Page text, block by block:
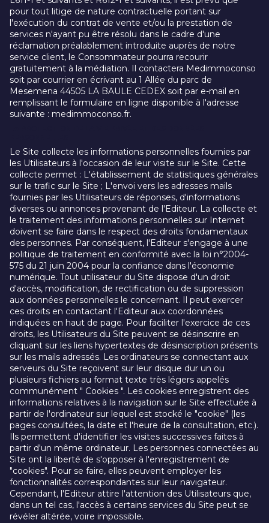
pour tout litige de nature contractuelle portant sur
l'exécution du contrat de vente et/ou la prestation de
services n'ayant pu être résolu dans le cadre d'une
réclamation préalablement introduite auprès de notre
service client, le Consommateur pourra recourir
gratuitement à la médiation. Il contactera Medimmoconso
soit par courrier en écrivant au 1 Allée du parc de
Mesemena 44505 LA BAULE CEDEX soit par e-mail en
remplissant le formulaire en ligne disponible à l'adresse
suivante : medimmoconso.fr.
Le Site collecte les informations personnelles fournies par
les Utilisateurs à l'occasion de leur visite sur le Site. Cette
collecte permet : L'établissement de statistiques générales
sur le trafic sur le Site ; L'envoi vers les adresses mails
fournies par les Utilisateurs de réponses, d'informations
diverses ou annonces provenant de l'Editeur. La collecte et
le traitement des informations personnelles sur Internet
doivent se faire dans le respect des droits fondamentaux
des personnes. Par conséquent, l'Editeur s'engage à une
politique de traitement en conformité avec la loi n°2004-
575 du 21 juin 2004 pour la confiance dans l'économie
numérique. Tout utilisateur du Site dispose d'un droit
d'accès, modification, de rectification ou de suppression
aux données personnelles le concernant. Il peut exercer
ces droits en contactant l'Editeur aux coordonnées
indiquées en haut de page. Pour faciliter l'exercice de ces
droits, les Utilisateurs du Site peuvent se désinscrire en
cliquant sur les liens hypertextes de désinscription présents
sur les mails adressés. Les ordinateurs se connectant aux
serveurs du Site reçoivent sur leur disque dur un ou
plusieurs fichiers au format texte très légers appelés
communément " Cookies ". Les cookies enregistrent des
informations relatives à la navigation sur le Site effectuée à
partir de l'ordinateur sur lequel est stocké le "cookie" (les
pages consultées, la date et l'heure de la consultation, etc.).
Ils permettent d'identifier les visites successives faites à
partir d'un même ordinateur. Les personnes connectées au
Site ont la liberté de s'opposer à l'enregistrement de
"cookies". Pour se faire, elles peuvent employer les
fonctionnalités correspondantes sur leur navigateur.
Cependant, l'Editeur attire l'attention des Utilisateurs que,
dans un tel cas, l'accès à certains services du Site peut se
révéler altérée, voire impossible.